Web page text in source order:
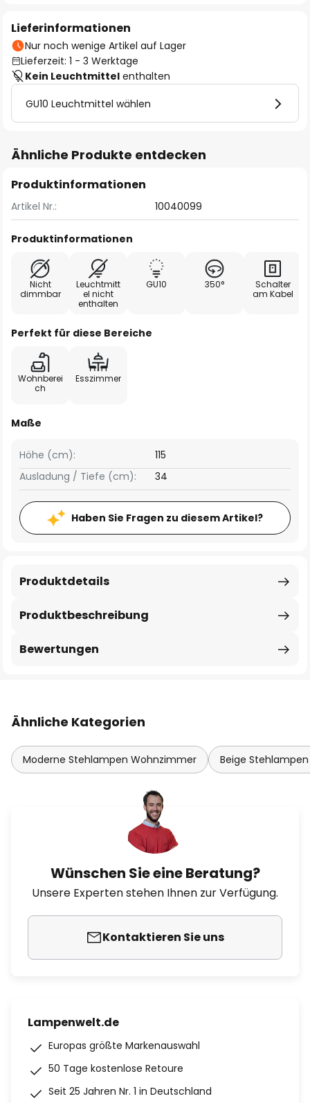
Lieferinformationen
Nur noch wenige Artikel auf Lager
Lieferzeit: 1 - 3 Werktage
Kein Leuchtmittel enthalten
GU10 Leuchtmittel wählen
Ähnliche Produkte entdecken
Produktinformationen
Artikel Nr.: 10040099
Produktinformationen
Nicht
dimmbar
Leuchtmitt
el nicht
enthalten
GU10 350°
Schalter
am Kabel
Perfekt für diese Bereiche
Wohnberei
ch
Esszimmer
Maße
Höhe (cm):
115
Ausladung / Tiefe (cm):
34
Haben Sie Fragen zu diesem Artikel?
Produktbeschreibung
Produktdetails
Bewertungen
Ähnliche Kategorien
Moderne Stehlampen Wohnzimmer Beige
Wünschen Sie eine Beratung?
Unsere Experten stehen Ihnen zur Verfügung.
Kontaktieren Sie uns
Lampenwelt.de
Europas größte Markenauswahl
50 Tage kostenlose Retoure
Seit 25 Jahren Nr. 1 in Deutschland